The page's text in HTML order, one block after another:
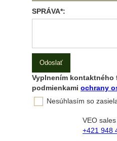
SPRÁVA*:
Vyplnením
podmienkami ochrany
Nesúhlasím so
VEO
+421 948